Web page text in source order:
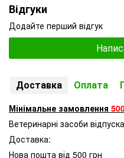
Відгуки
Додайте перший відгук
Доставка Оплата
Мінімальне замовлення
Ветеринарні засоби
Доставка:
Нова пошта від 500 грн